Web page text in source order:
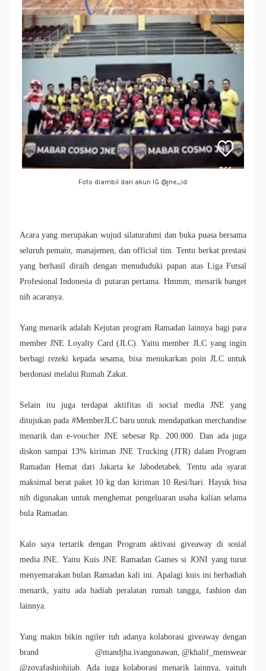
Foto diambil dari akun IG @jne_id
Acara yang merupakan wujud silaturahmi dan buka puasa bersama
seluruh pemain, manajemen, dan official tim. Tentu berkat prestasi
yang berhasil diraih dengan menududuki papan atas Liga Futsal
Profesional Indonesia di putaran pertama. Hmmm, menarik banget
nih acaranya.
Yang menarik adalahKejutan program Ramadan lainnya bagi para
member JNE Loyalty Card (JLC). Yaitu member JLC yang ingin
berbagi rezeki kepada sesama, bisa menukarkan poin JLC untuk
berdonasi melalui Rumah Zakat.
Selain itu juga terdapat aktifitas di social media JNE yang
ditujukan pada #MemberJLC baru untuk mendapatkan merchandise
menarik dan e-voucher JNE sebesar Rp. 200.000. Dan ada juga
diskon sampai 13% kiriman JNE Trucking (JTR) dalam Program
Ramadan Hemat dari Jakarta ke Jabodetabek. Tentu ada syarat
maksimal berat paket 10 kg dan kiriman 10 Resi/hari. Hayuk bisa
nih digunakan untuk menghemat pengeluaran usaha kalian selama
bula Ramadan.
Kalo saya tertarik dengan Program aktivasi giveaway di sosial
media JNE. Yaitu Kuis JNE Ramadan Games si JONI yang turut
menyemarakan bulan Ramadan kali ini. Apalagi kuis ini berhadiah
menarik, yaitu ada hadiah peralatan rumah tangga, fashion dan
lainnya.
Yang makin bikin ngiler tuh adanya kolaborasi giveaway dengan
brand @mandjha.ivangunawan, @khalif_menswear
@zoyafashiohijab. Ada juga kolaborasi menarik lainnya, yaituh